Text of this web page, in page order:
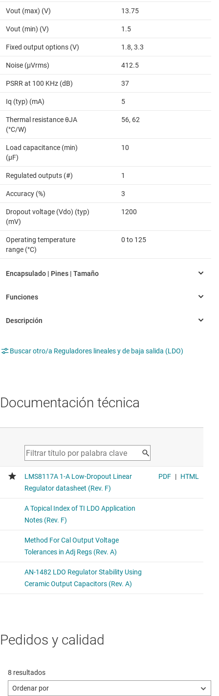
Vout (max) (V) 13.75
Vout (min) (V) 1.5
Fixed output options (V) 1.8, 3.3
Noise (µVrms) 412.5
PSRR at 100 KHz (dB) 37
Iq (typ) (mA) 5
Thermal resistance θJA
(°C/W)
56, 62
Load capacitance (min)
(µF)
10
Regulated outputs (#) 1
Accuracy (%) 3
Dropout voltage (Vdo) (typ)
(mV)
1200
Operating temperature
range (°C)
0 to 125
Buscar otro/a Reguladores lineales y de baja salida (LDO)
Documentación técnica
Pedidos y calidad